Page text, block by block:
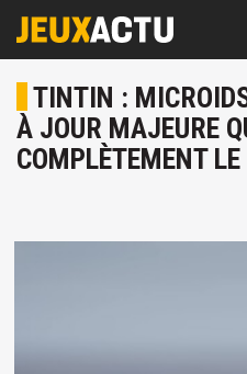
TINTIN :
À JOUR MAJEURE
COMPLÈTEMENT LE